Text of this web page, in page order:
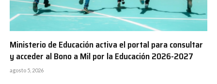
Ministerio de Educación activa el portal para consultar
y acceder al Bono a Mil por la Educación 2026-2027
agosto 5, 2026